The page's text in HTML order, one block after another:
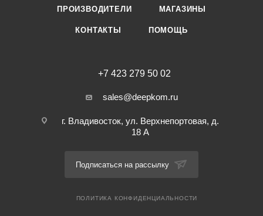
ПРОИЗВОДИТЕЛИ МАГАЗИНЫ
КОНТАКТЫ ПОМОЩЬ
+7 423 279 50 02
sales@deepkom.ru
г. Владивосток, ул. Верхнепортовая, д.
18 А
Подписаться на рассылку
ПОЛИТИКА КОНФИДЕНЦИАЛЬНОСТИ